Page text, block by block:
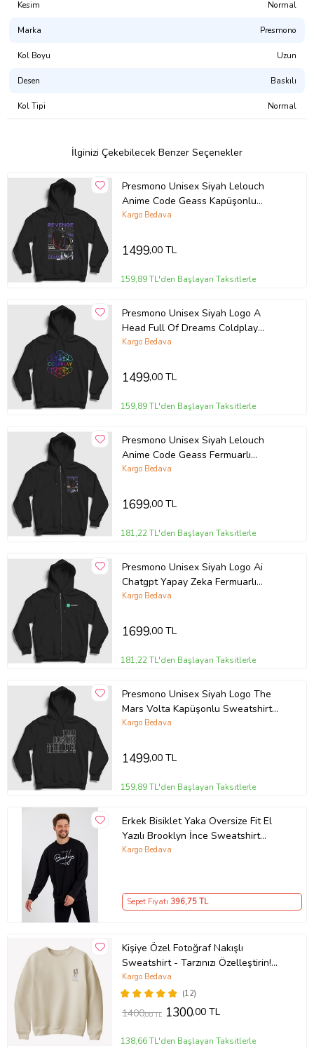
sertifikalı, CPSIA uyumlu, GOTS onaylı, Su Bazlı Pigment Boya)
Tasarımı Şu Ürünlerde Satın Alabilirsiniz:
Erkek Tişört
Çocuk Tişört
Kapşonsuz Sweatshirt
kcm10623497
Kesim Normal
Marka Presmono
Kol Boyu Uzun
Desen Baskılı
Kol Tipi Normal
İlginizi Çekebilecek Benzer Seçenekler
Presmono Unisex Siyah Lelouch
Anime Code Geass Kapüşonlu
Sweatshirt 510247tt
Kargo Bedava
1499,00 TL
159,89 TL'den Başlayan Taksitlerle
Presmono Unisex Siyah Logo A
Head Full Of Dreams Coldplay
Kapüşonlu Sweatshirt 470213tt
Kargo Bedava
1499,00 TL
159,89 TL'den Başlayan Taksitlerle
Presmono Unisex Siyah Lelouch
Anime Code Geass Fermuarlı
Kapüşonlu Sweatshirt 510260tt
Kargo Bedava
1699,00 TL
181,22 TL'den Başlayan Taksitlerle
Presmono Unisex Siyah Logo Ai
Chatgpt Yapay Zeka Fermuarlı
Kapüşonlu Sweatshirt 442487tt
Kargo Bedava
1699,00 TL
181,22 TL'den Başlayan Taksitlerle
Presmono Unisex Siyah Logo The
Mars Volta Kapüşonlu Sweatshirt
448658tt
Kargo Bedava
1499,00 TL
159,89 TL'den Başlayan Taksitlerle
Erkek Bisiklet Yaka Oversize Fit El
Yazılı Brooklyn İnce Sweatshirt
SPR23SW331 (Siyah)
Kargo Bedava
Sepet Fiyatı 396,75 TL
Kişiye Özel Fotoğraf Nakışlı
Sweatshirt - Tarzınızı Özelleştirin!
(Krem)
(12)
Kargo Bedava
1400,00 TL 1300,00 TL
138,66 TL'den Başlayan Taksitlerle